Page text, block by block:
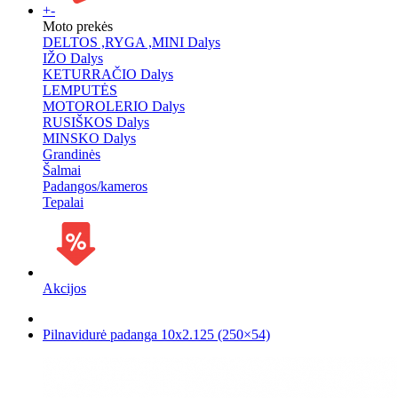
+-
Moto prekės
DELTOS ,RYGA ,MINI Dalys
IŽO Dalys
KETURRAČIO Dalys
LEMPUTĖS
MOTOROLERIO Dalys
RUSIŠKOS Dalys
MINSKO Dalys
Grandinės
Šalmai
Padangos/kameros
Tepalai
Akcijos
Pilnavidurė padanga 10x2.125 (250×54)